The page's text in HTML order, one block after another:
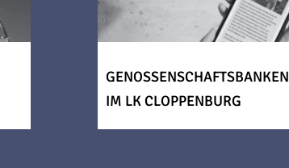
GENOSSENSCHAFTSBANKEN
IM LK CLOPPENBURG